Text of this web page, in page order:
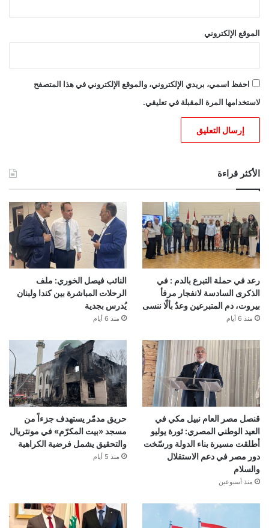
الموقع الإلكتروني
احفظ اسمي، بريدي الإلكتروني، والموقع الإلكتروني في هذا المتصفح
لاستخدامها المرة المقبلة في تعليقي.
الأكثر قراءة
رعد في حملة التبرع بالدم : في
الذكرى السادسة لانفجار مرفأ
بيروت، دم المتبرعين وعدٌ بألّا ننسى
منذ 6 أيام
النائب فيصل الخوري: ملف
الرحلات المباشرة بين كندا ولبنان
يُدرس بجدية
منذ 6 أيام
قنصل مصر العام نبيل مكي في
العيد الوطني المصري: ثورة يوليو
أطلقت مسيرة بناء الدولة ورسّخت
دور مصر في دعم الاستقلال
والسلام
منذ أسبوعين
حريق مدمّر يستهدف جزءاً من
مسجد «بيت المكرّم» في مونتريال
والتحقيق يشمل فرضية الكراهية
منذ 5 أيام